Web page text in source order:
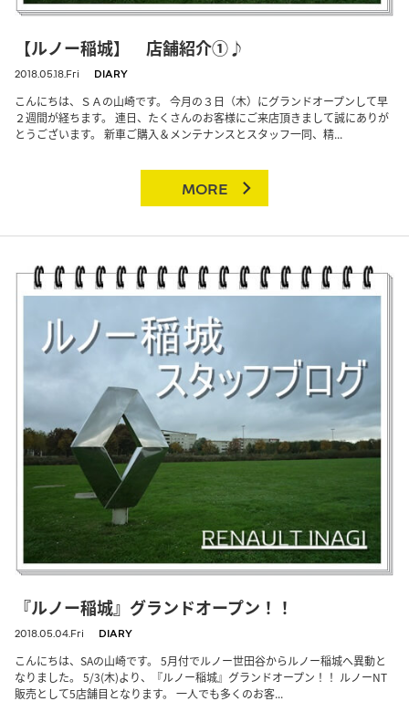
【ルノー稲城】 店舗紹介①♪
2018.05.18.Fri DIARY
こんにちは、ＳＡの山崎です。 今月の３日（木）にグランドオープンして早
２週間が経ちます。 連日、たくさんのお客様にご来店頂きまして誠にありが
とうございます。 新車ご購入＆メンテナンスとスタッフ一同、精...
MORE
『ルノー稲城』グランドオープン！！
2018.05.04.Fri DIARY
こんにちは、SAの山崎です。 5月付でルノー世田谷からルノー稲城へ異動と
なりました。 5/3(木)より、『ルノー稲城』グランドオープン！！ ルノーNT
販売として5店舗目となります。 一人でも多くのお客...